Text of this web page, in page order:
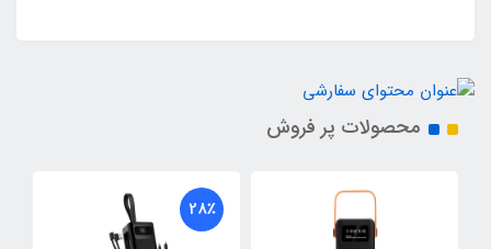
محصولات پر فروش
28٪